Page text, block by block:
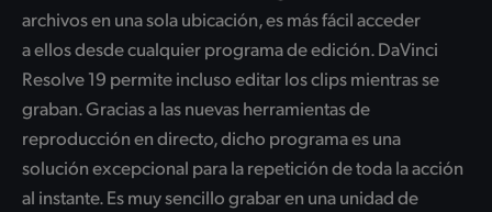
archivos en una sola ubicación, es más fácil acceder
a ellos desde cualquier programa de edición. DaVinci
Resolve 19 permite incluso editar los clips mientras se
graban. Gracias a las nuevas herramientas de
reproducción en directo, dicho programa es una
solución excepcional para la repetición de toda la acción
al instante. Es muy sencillo grabar en una unidad de